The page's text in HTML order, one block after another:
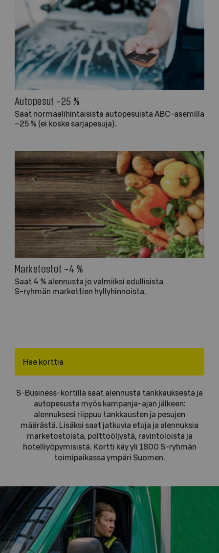
Autopesut –25 %
Saat normaalihintaisista autopesuista ABC-asemilla
–25 % (ei koske sarjapesuja).
Marketostot –4 %
Saat 4 % alennusta jo valmiiksi edullisista
S-ryhmän markettien hyllyhinnoista.
Hae korttia
S-Business-kortilla saat alennusta tankkauksesta ja
autopesusta myös kampanja-ajan jälkeen:
alennuksesi riippuu tankkausten ja pesujen
määrästä. Lisäksi saat jatkuvia etuja ja alennuksia
marketostoista, polttoöljystä, ravintoloista ja
hotelliyöpymisistä. Kortti käy yli 1800 S-ryhmän
toimipaikassa ympäri Suomen.